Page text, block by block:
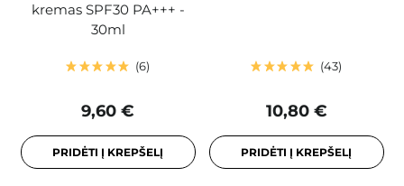
kremas SPF30 PA+++ -
30ml
6
9,60 €
PRIDĖTI Į KREPŠELĮ
43
10,80 €
PRIDĖTI Į KREPŠELĮ